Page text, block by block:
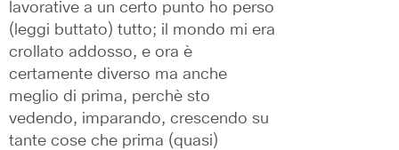
lavorative a un certo punto ho perso
(leggi buttato) tutto; il mondo mi era
crollato addosso, e ora è
certamente diverso ma anche
meglio di prima, perchè sto
vedendo, imparando, crescendo su
tante cose che prima (quasi)